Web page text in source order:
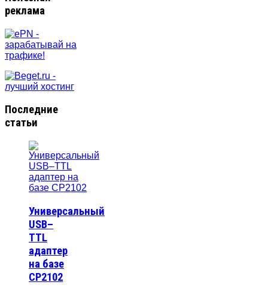
реклама
Последние
статьи
Универсальный
USB–
TTL
адаптер
на базе
CP2102